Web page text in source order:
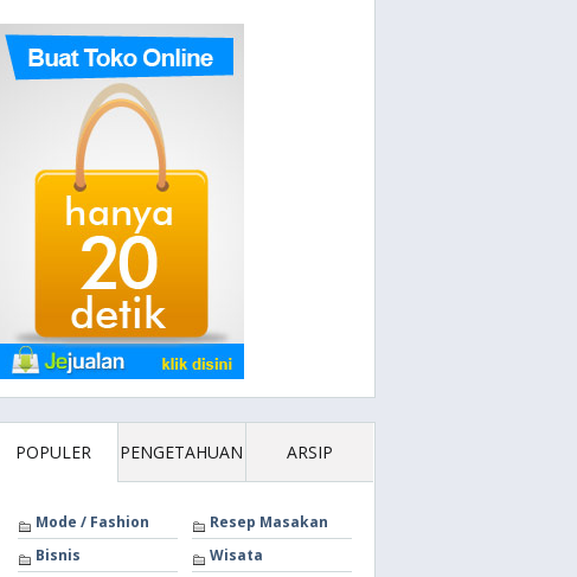
POPULER PENGETAHUAN ARSIP
Mode / Fashion
Resep Masakan
Bisnis
Wisata